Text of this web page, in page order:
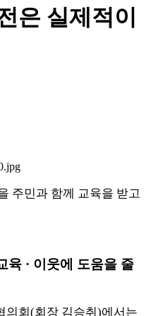
은 실제적이
주민과 함께 교육을 받고
육 · 이웃에 도움을 줄
의회(회장 김승취)에서는